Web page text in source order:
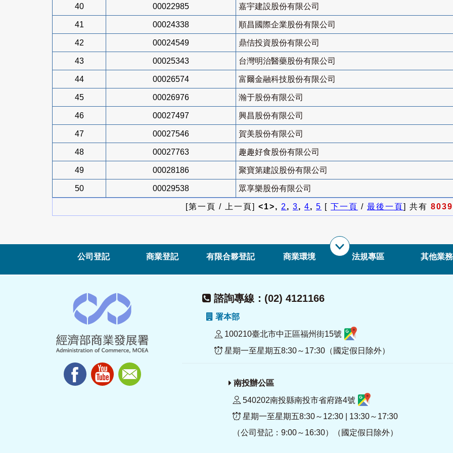
40 00022985 嘉宇建設股份有限公司
41 00024338 順昌國際企業股份有限公司
42 00024549 鼎佶投資股份有限公司
43 00025343 台灣明治醫藥股份有限公司
44 00026574 富爾金融科技股份有限公司
45 00026976 瀚于股份有限公司
46 00027497 興昌股份有限公司
47 00027546 賀美股份有限公司
48 00027763 趣趣好食股份有限公司
49 00028186 聚寶第建設股份有限公司
50 00029538 眾享樂股份有限公司
[第一頁 / 上一頁] <1>, 2, 3, 4, 5 [ 下一頁 / 最後一頁] 共有 8039
公司登記 商業登記 有限合夥登記 商業環境 法規專區 其他業務
諮詢專線：(02) 4121166
署本部
100210臺北市中正區福州街15號
星期一至星期五8:30～17:30（國定假日除外）
南投辦公區
540202南投縣南投市省府路4號
星期一至星期五8:30～12:30 | 13:30～17:30
（公司登記：9:00～16:30）（國定假日除外）